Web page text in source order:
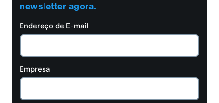
newsletter agora.
Endereço de E-mail
Empresa